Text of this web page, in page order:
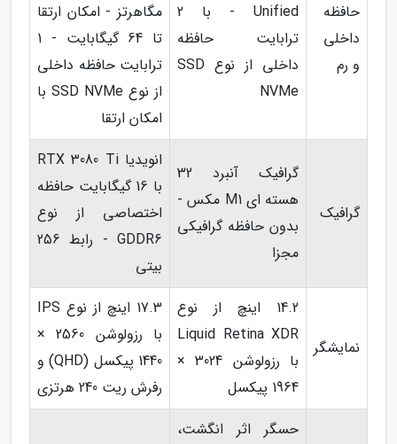
حافظه
داخلی
و رم
Unified - با 2
ترابایت حافظه
داخلی از نوع SSD
NVMe
مگاهرتز - امکان ارتقا
تا 64 گیگابایت - 1
ترابایت حافظه داخلی
از نوع SSD NVMe با
امکان ارتقا
گرافیک
گرافیک آنبرد 32
هسته ای M1 مکس -
بدون حافظه گرافیکی
مجزا
انویدیا RTX 3080 Ti
با 16 گیگابایت حافظه
اختصاصی از نوع
GDDR6 - رابط 256
بیتی
نمایشگر
14.2 اینچ از نوع
Liquid Retina XDR
با رزولوشن 3024 ×
1964 پیکسل
17.3 اینچ از نوع IPS
با رزولوشن 2560 ×
1440 پیکسل (QHD) و
رفرش ریت 240 هرتزی
حسگر اثر انگشت،